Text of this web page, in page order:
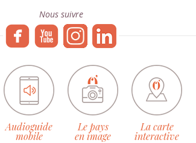
Nous suivre
Audioguide
mobile
Le pays
en image
La carte
interactive